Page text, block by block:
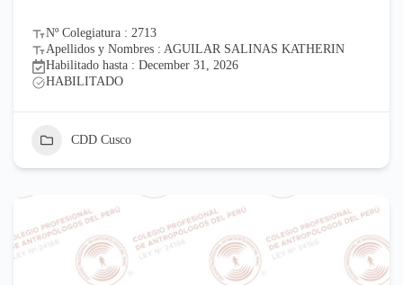
Nº Colegiatura : 2713
Apellidos y Nombres : AGUILAR SALINAS KATHERIN
Habilitado hasta : December 31, 2026
HABILITADO
CDD Cusco